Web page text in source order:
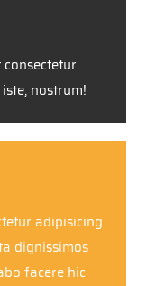
nostrum!
adipisicing
dignissimos
facere hic